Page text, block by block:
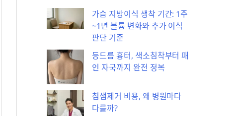
가슴 지방이식 생착 기간: 1주
~1년 볼륨 변화와 추가 이식
판단 기준
등드름 흉터, 색소침착부터 패
인 자국까지 완전 정복
침샘제거 비용, 왜 병원마다
다를까?